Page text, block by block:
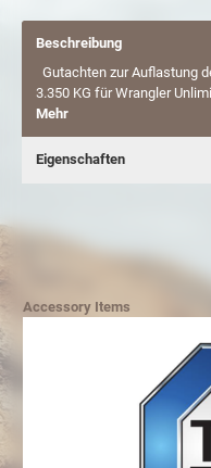
Beschreibung
Gutachten zur Auflastung
3.350 KG für Wrangler
Mehr
Eigenschaften
Accessory Items